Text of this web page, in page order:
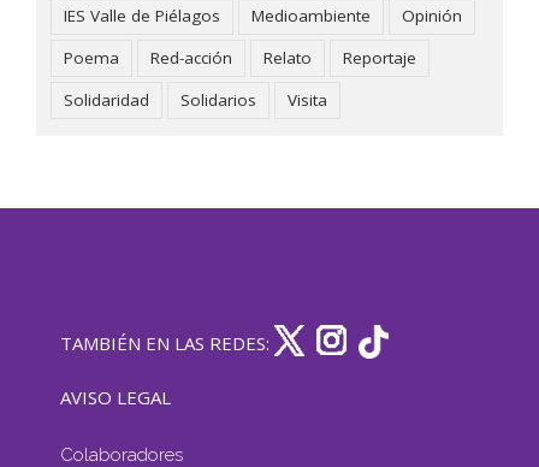
IES Valle de Piélagos
Medioambiente
Opinión
Poema
Red-acción Relato
Reportaje
Solidaridad
Solidarios Visita
TAMBIÉN EN LAS REDES:
AVISO LEGAL
Colaboradores